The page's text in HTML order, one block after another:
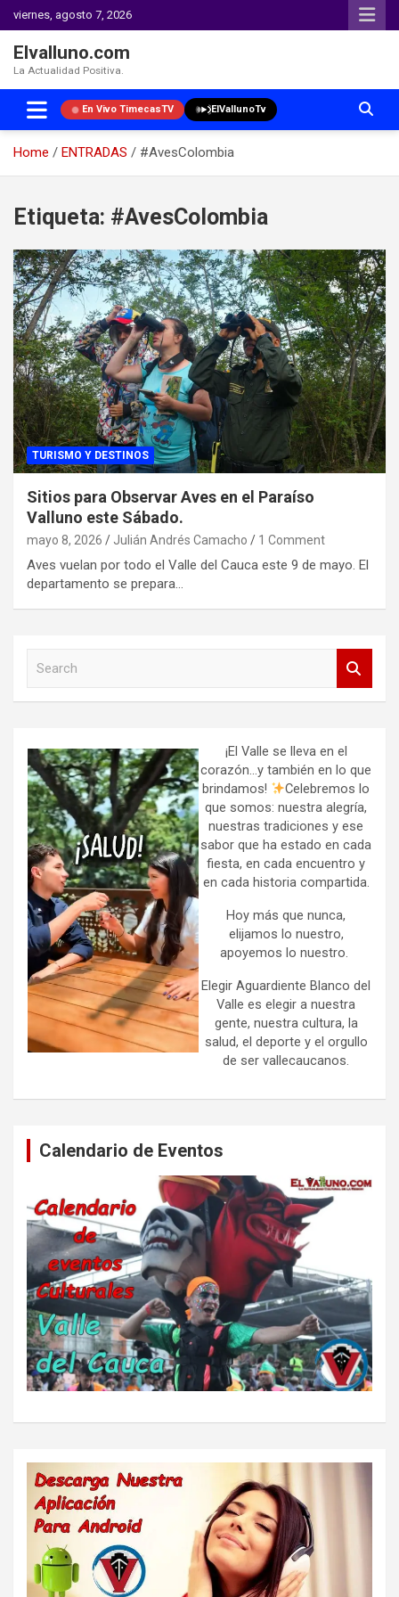
viernes, agosto 7, 2026
Elvalluno.com
La Actualidad Positiva.
En Vivo TimecasTV ElVallunoTv
Home ENTRADAS
#AvesColombia
content
Etiqueta: #AvesColombia
TURISMO Y DESTINOS
Sitios para Observar Aves en el Paraíso
Valluno este Sábado.
mayo 8, 2026 Julián Andrés Camacho 1 Comment
Aves vuelan por todo el Valle del Cauca este 9 de mayo. El
departamento se prepara…
h
¡El Valle se lleva en el
corazón…y también en lo que
brindamos!
Celebremos lo
que somos: nuestra alegría,
nuestras tradiciones y ese
sabor que ha estado en cada
fiesta, en cada encuentro y
en cada historia compartida.
Hoy más que nunca,
elijamos lo nuestro,
apoyemos lo nuestro.
Elegir Aguardiente Blanco del
Valle es elegir a nuestra
gente, nuestra cultura, la
salud, el deporte y el orgullo
de ser vallecaucanos.
Calendario de Eventos